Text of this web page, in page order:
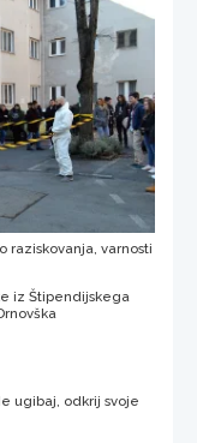
raziskovanja, varnosti
iz Štipendijskega
ugibaj, odkrij svoje